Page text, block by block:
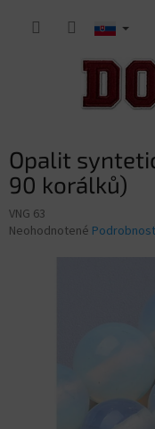
Opalit
90 korálků)
VNG 63
Priemerné
Neohodnotené